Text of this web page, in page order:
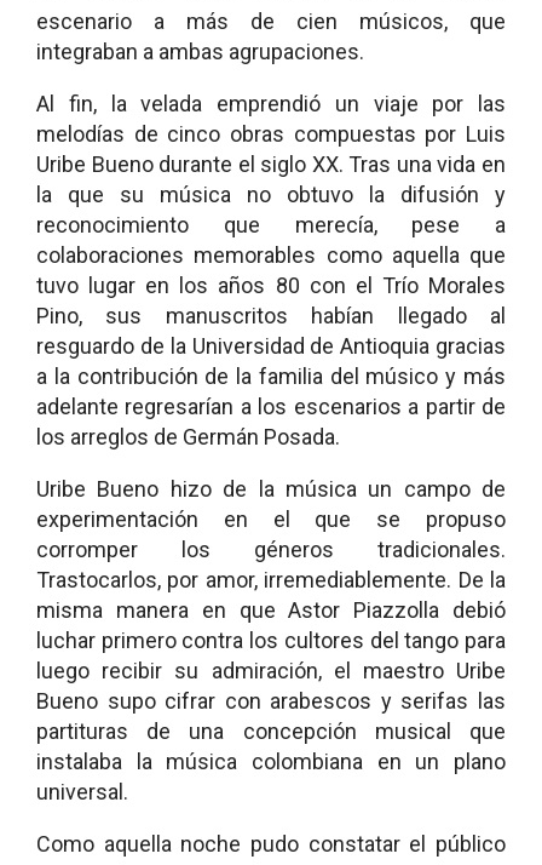
escenario a más de cien músicos, que
integraban a ambas agrupaciones.
Al fin, la velada emprendió un viaje por las
melodías de cinco obras compuestas por Luis
Uribe Bueno durante el siglo XX. Tras una vida en
la que su música no obtuvo la difusión y
reconocimiento que merecía, pese a
colaboraciones memorables como aquella que
tuvo lugar en los años 80 con el Trío Morales
Pino, sus manuscritos habían llegado al
resguardo de la Universidad de Antioquia gracias
a la contribución de la familia del músico y más
adelante regresarían a los escenarios a partir de
los arreglos de Germán Posada.
Uribe Bueno hizo de la música un campo de
experimentación en el que se propuso
corromper los géneros tradicionales.
Trastocarlos, por amor, irremediablemente. De la
misma manera en que Astor Piazzolla debió
luchar primero contra los cultores del tango para
luego recibir su admiración, el maestro Uribe
Bueno supo cifrar con arabescos y serifas las
partituras de una concepción musical que
instalaba la música colombiana en un plano
universal.
Como aquella noche pudo constatar el público